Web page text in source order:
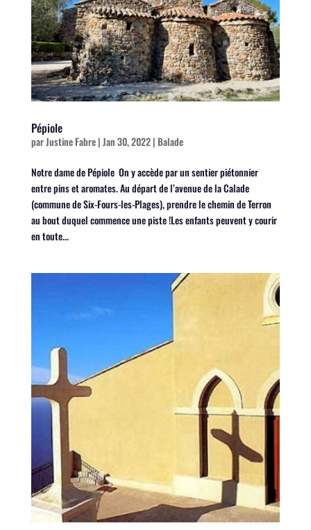
Pépiole
parJustine Fabre|Jan 30, 2022| Balade
Notre dame de Pépiole On y accède par un sentier piétonnier
entre pins et aromates. Au départ de l’avenue de la Calade
(commune de Six-Fours-les-Plages), prendre le chemin de Terron
au bout duquel commence une piste !Les enfants peuvent y courir
en toute...